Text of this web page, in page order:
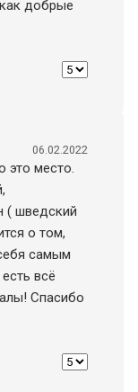
добрые
06.02.2022
это место.
( шведский
о том,
самым
всё
Спасибо